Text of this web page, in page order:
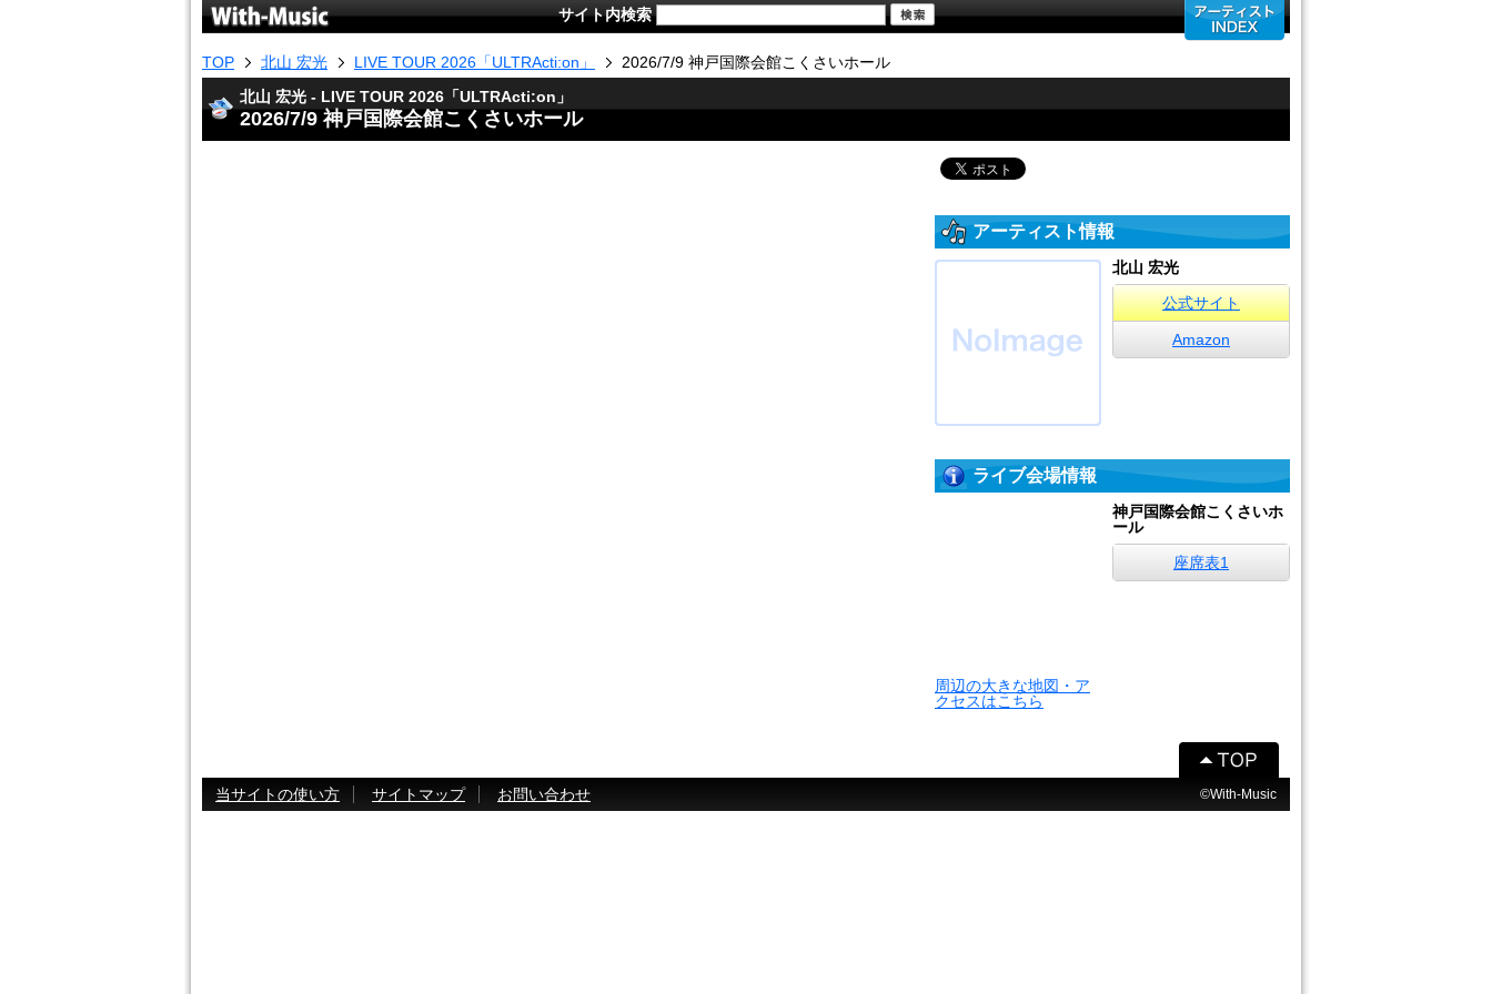
サイト内検索
TOP 北山 宏光 LIVE TOUR 2026「ULTRActi:on」
2026/7/9 神戸国際会館こくさいホール
北山 宏光 - LIVE TOUR 2026「ULTRActi:on」
2026/7/9 神戸国際会館こくさいホール
アーティスト情報
北山 宏光
公式サイト
Amazon
ライブ会場情報
周辺の大きな地図・ア
クセスはこちら
神戸国際会館こくさいホ
ール
座席表1
当サイトの使い方 サイトマップ お問い合わせ ©With-Music